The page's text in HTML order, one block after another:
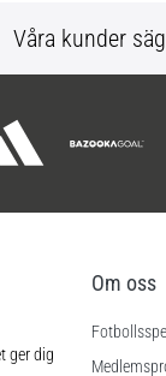
Våra kunder
ger dig
Om oss